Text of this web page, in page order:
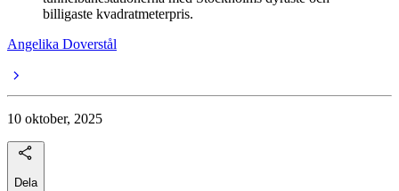
billigaste kvadratmeterpris.
Angelika Doverstål
10 oktober, 2025
Dela